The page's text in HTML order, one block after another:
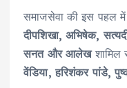
समाजसेवा की इस पहल
दीपशिखा, अभिषेक,
सनत और आलेखशामिल
वेंडिया, हरिशंकर पांडे,